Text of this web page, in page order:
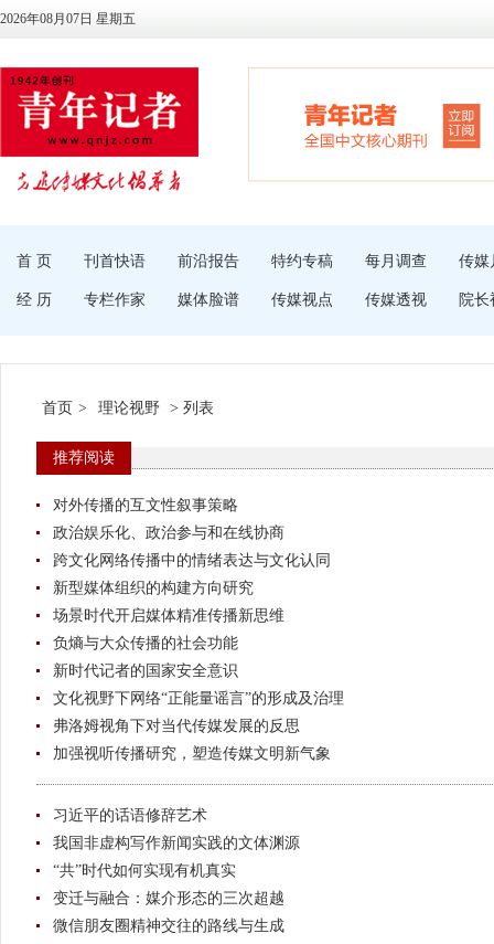
2026年08月07日 星期五
首 页 刊首快语 前沿报告 特约专稿 每月调查 传媒
经 历 专栏作家 媒体脸谱 传媒视点 传媒透视 院长
首页 > 理论视野 > 列表
推荐阅读
对外传播的互文性叙事策略
政治娱乐化、政治参与和在线协商
跨文化网络传播中的情绪表达与文化认同
新型媒体组织的构建方向研究
场景时代开启媒体精准传播新思维
负熵与大众传播的社会功能
新时代记者的国家安全意识
文化视野下网络“正能量谣言”的形成及治理
弗洛姆视角下对当代传媒发展的反思
加强视听传播研究，塑造传媒文明新气象
习近平的话语修辞艺术
我国非虚构写作新闻实践的文体渊源
“共”时代如何实现有机真实
变迁与融合：媒介形态的三次超越
微信朋友圈精神交往的路线与生成